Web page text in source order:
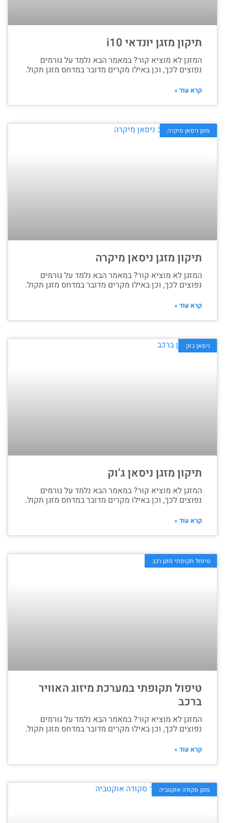
תיקון מזגן יונדאי i10
המזגן לא מוציא קור? במאמר הבא נלמד על גורמים
נפוצים לכך, וכן באילו מקרים מדובר במדחס מזגן תקול.
קרא עוד »
מזגן ניסאן מיקרה
תיקון מזגן ניסאן מיקרה
המזגן לא מוציא קור? במאמר הבא נלמד על גורמים
נפוצים לכך, וכן באילו מקרים מדובר במדחס מזגן תקול.
קרא עוד »
ניסאן ג'וק
תיקון מזגן ניסאן ג’וק
המזגן לא מוציא קור? במאמר הבא נלמד על גורמים
נפוצים לכך, וכן באילו מקרים מדובר במדחס מזגן תקול.
קרא עוד »
טיפול תקופתי מזגן רכב
טיפול תקופתי במערכת מיזוג האוויר
ברכב
המזגן לא מוציא קור? במאמר הבא נלמד על גורמים
נפוצים לכך, וכן באילו מקרים מדובר במדחס מזגן תקול.
קרא עוד »
מזגן סקודה אוקטביה